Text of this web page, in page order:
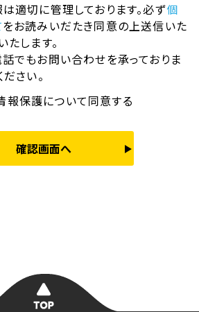
適切に管理しております。必ず個
をお読みいだたき同意の上送信いた
します。
でもお問い合わせを承っておりま
さい。
報保護について同意する